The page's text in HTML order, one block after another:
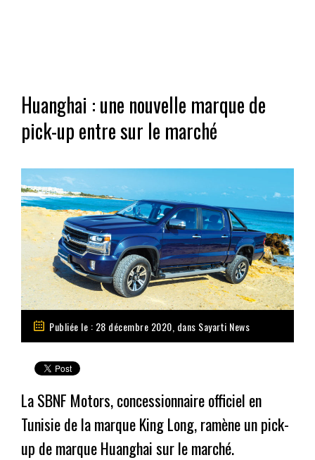
Huanghai : une nouvelle marque de
pick-up entre sur le marché
Publiée le : 28 décembre 2020, dans Sayarti News
La SBNF Motors, concessionnaire officiel en
Tunisie de la marque King Long, ramène un pick-
up de marque Huanghai sur le marché.